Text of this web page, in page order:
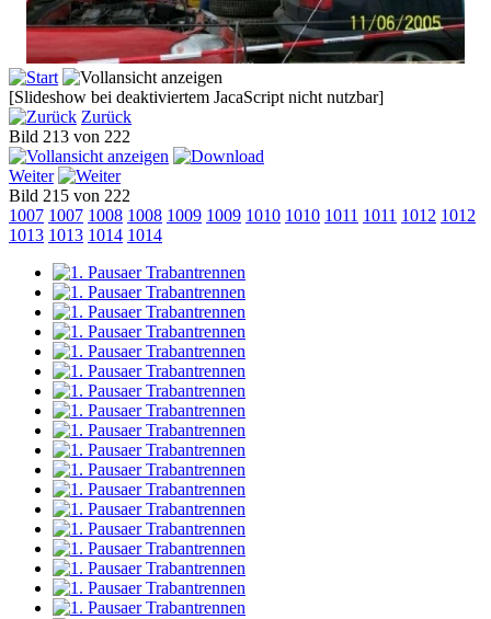
[Slideshow bei deaktiviertem JacaScript nicht nutzbar]
Zurück
Bild 213 von 222
Weiter
Bild 215 von 222
1007 1007 1008 1008 1009 1009 1010 1010 1011 1011 1012 1012
1013 1013 1014 1014